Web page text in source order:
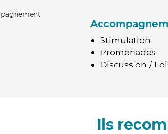
Stimulation
Promenades
Discussion /
Ils